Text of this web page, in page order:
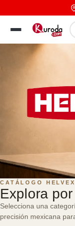
HELVEX —
CATÁLOGO HELVEX
Explora
Selecciona una
precisión mexicana